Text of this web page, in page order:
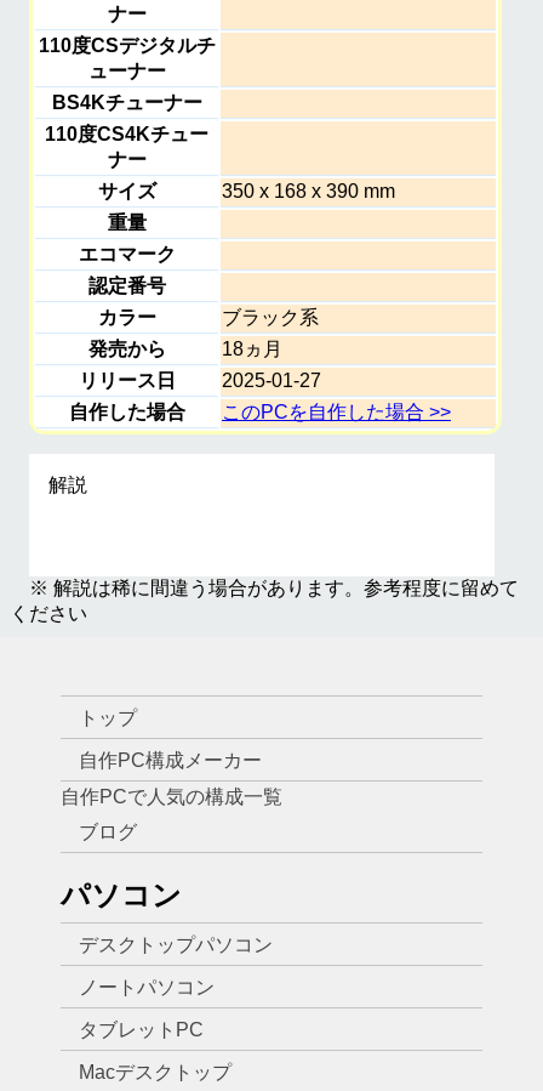
ナー
110度CSデジタルチ
ューナー
BS4Kチューナー
110度CS4Kチュー
ナー
サイズ
350 x 168 x 390 mm
重量
エコマーク
認定番号
カラー
ブラック系
発売から
18ヵ月
リリース日
2025-01-27
自作した場合
このPCを自作した場合 >>
解説
※ 解説は稀に間違う場合があります。参考程度に留めて
ください
トップ
自作PC構成メーカー
自作PCで人気の構成一覧
ブログ
パソコン
デスクトップパソコン
ノートパソコン
タブレットPC
Macデスクトップ